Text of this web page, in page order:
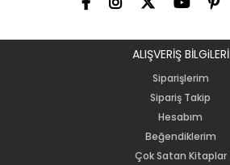
ALIŞVERİŞ BİLGiLERİ
Siparişlerim
Sipariş Takip
Hesabım
Beğendiklerim
Çok Satan Kitaplar